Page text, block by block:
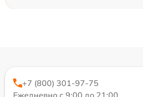
+7 (800) 301-97-75
Ежедневно с 9:00 до 21:00